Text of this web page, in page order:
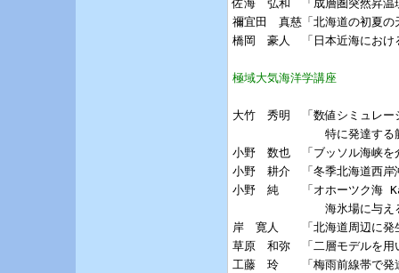
佐海　弘和　「成層圏突然昇温
禰宜田　真慈「北海道の初夏
橋岡　豪人　「日本近海にお
極域大気海洋学講座
大竹　秀明　「数値シミュレ
特に発達する
小野　数也　「ブッソル海峡
小野　耕介　「冬季北海道西
小野　純　　「オホーツク
海氷場に与え
岸　寛人　　「北海道周辺に
草原　和弥　「二層モデルを
工藤　玲　　「梅雨前線帯で